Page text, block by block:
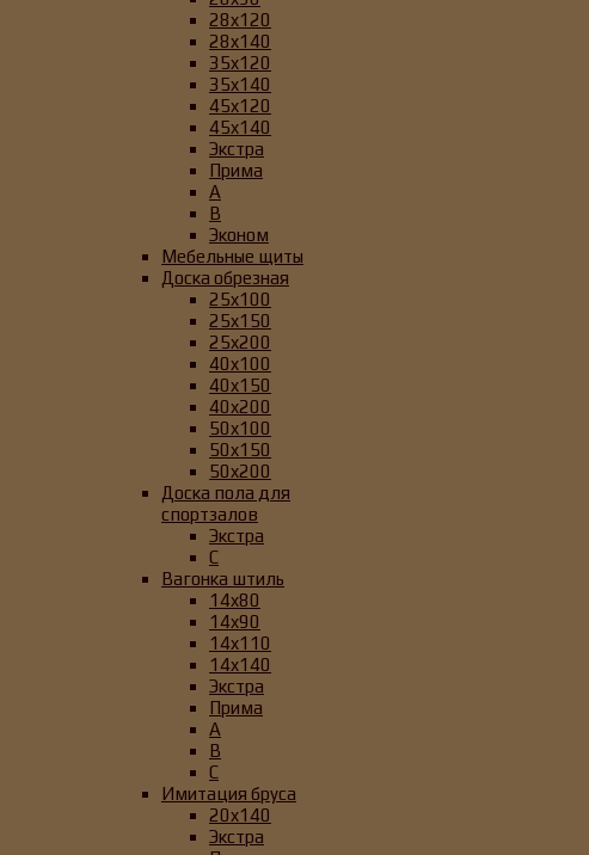
28x120
28x140
35x120
35x140
45x120
45x140
Экстра
Прима
А
B
Эконом
Мебельные щиты
Доска обрезная
25x100
25x150
25x200
40x100
40x150
40x200
50x100
50x150
50x200
Доска пола для
спортзалов
Экстра
C
Вагонка штиль
14x80
14x90
14x110
14x140
Экстра
Прима
А
B
C
Имитация бруса
20x140
Экстра